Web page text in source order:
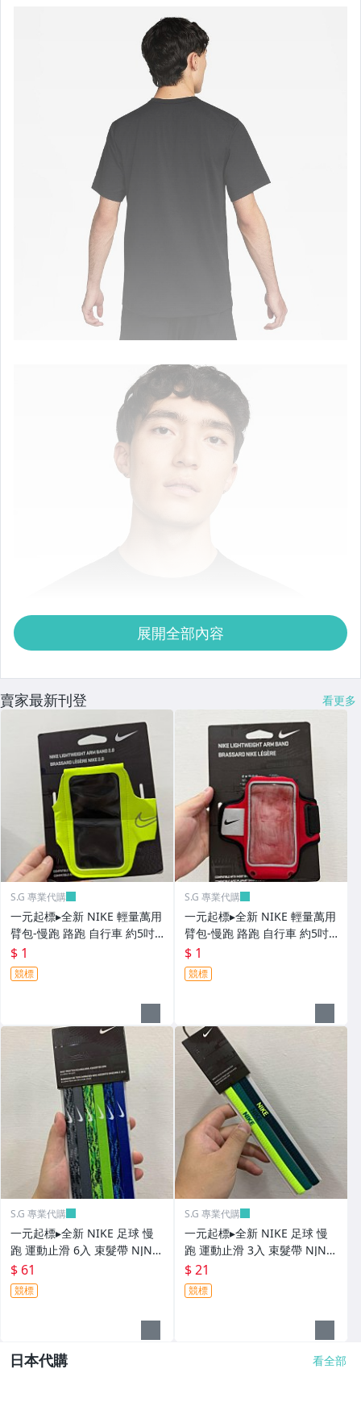
展開全部內容
賣家最新刊登 看更多
S.G 專業代購
一元起標▸全新 NIKE 輕量萬用
臂包-慢跑 路跑 自行車 約5吋
螢幕適用 NRN43715OS 螢光
黃
$ 1
競標
S.G 專業代購
一元起標▸全新 NIKE 輕量萬用
臂包-慢跑 路跑 自行車 約5吋
螢幕適用 NRN25697OS 紅色
$ 1
競標
S.G 專業代購
一元起標▸全新 NIKE 足球 慢
跑 運動止滑 6入 束髮帶 NJN6
5992OS
$ 61
競標
S.G 專業代購
一元起標▸全新 NIKE 足球 慢
跑 運動止滑 3入 束髮帶 NJN0
4926OS
$ 21
競標
日本代購 看全部